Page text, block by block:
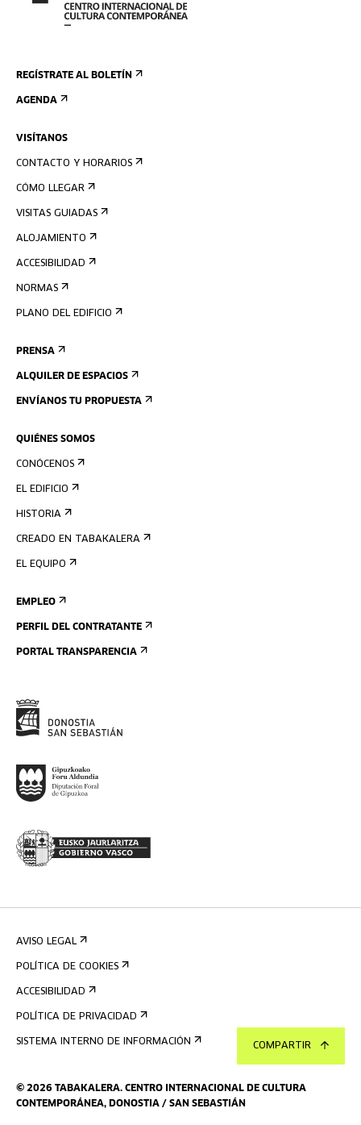
COMPARTIR
REGÍSTRATE AL BOLETÍN
AGENDA
VISÍTANOS
CONTACTO Y HORARIOS
CÓMO LLEGAR
VISITAS GUIADAS
ALOJAMIENTO
ACCESIBILIDAD
NORMAS
PLANO DEL EDIFICIO
PRENSA
ALQUILER DE ESPACIOS
ENVÍANOS TU PROPUESTA
QUIÉNES SOMOS
CONÓCENOS
EL EDIFICIO
HISTORIA
CREADO EN TABAKALERA
EL EQUIPO
EMPLEO
PERFIL DEL CONTRATANTE
PORTAL TRANSPARENCIA
© 2026 TABAKALERA. CENTRO INTERNACIONAL DE CULTURA
CONTEMPORÁNEA, DONOSTIA / SAN SEBASTIÁN
AVISO LEGAL
POLÍTICA DE COOKIES
ACCESIBILIDAD
POLÍTICA DE PRIVACIDAD
SISTEMA INTERNO DE INFORMACIÓN